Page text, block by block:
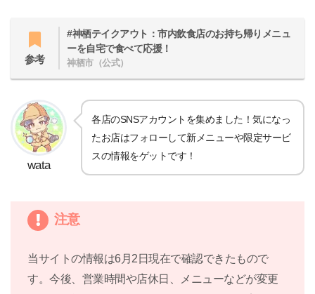
参考
#神栖テイクアウト：市内飲食店のお持ち帰りメニュ
ーを自宅で食べて応援！
神栖市（公式）
wata
各店のSNSアカウントを集めました！気になっ
たお店はフォローして新メニューや限定サービ
スの情報をゲットです！
注意
当サイトの情報は6月2日現在で確認できたもので
す。今後、営業時間や店休日、メニューなどが変更